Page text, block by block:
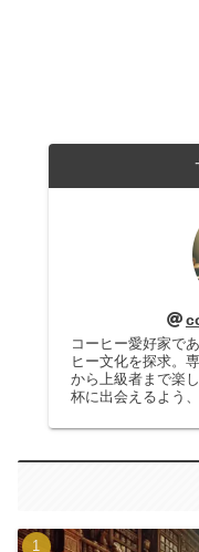
コーヒー愛好家で
ヒー文化を探求。
から上級者まで楽
杯に出会えるよう